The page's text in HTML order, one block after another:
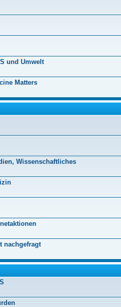
und Umwelt
Matters
Wissenschaftliches
nachgefragt